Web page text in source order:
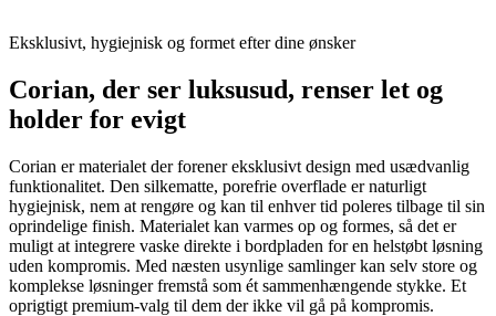
Eksklusivt, hygiejnisk og formet efter dine ønsker
Corian, der ser luksusud, renser let og
holder for evigt
Corian er materialet der forener eksklusivt design med usædvanlig
funktionalitet. Den silkematte, porefrie overflade er naturligt
hygiejnisk, nem at rengøre og kan til enhver tid poleres tilbage til sin
oprindelige finish. Materialet kan varmes op og formes, så det er
muligt at integrere vaske direkte i bordpladen for en helstøbt løsning
uden kompromis. Med næsten usynlige samlinger kan selv store og
komplekse løsninger fremstå som ét sammenhængende stykke. Et
oprigtigt premium-valg til dem der ikke vil gå på kompromis.